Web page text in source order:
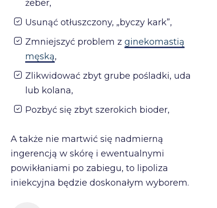
żeber,
Usunąć otłuszczony, „byczy kark”,
Zmniejszyć problem zginekomastią
męską,
Zlikwidować zbyt grube pośladki, uda
lub kolana,
Pozbyć się zbyt szerokich bioder,
A także nie martwić się nadmierną
ingerencją w skórę i ewentualnymi
powikłaniami po zabiegu, to lipoliza
iniekcyjna będzie doskonałym wyborem.